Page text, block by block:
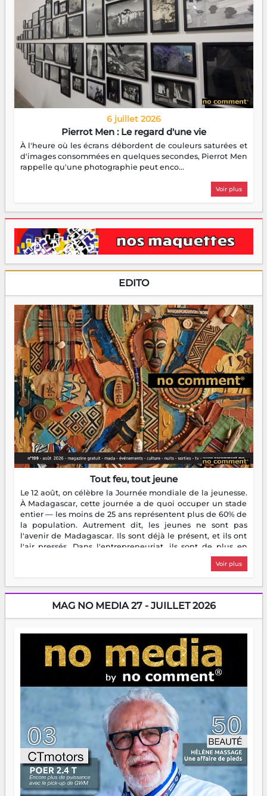
6 juillet 2026
Pierrot Men : Le regard d'une vie
À l'heure où les écrans débordent de couleurs saturées et
d'images consommées en quelques secondes, Pierrot Men
rappelle qu'une photographie peut enco...
Voir plus
EDITO
Tout feu, tout jeune
Le 12 août, on célèbre la Journée mondiale de la jeunesse.
À Madagascar, cette journée a de quoi occuper un stade
entier — les moins de 25 ans représentent plus de 60% de
la population. Autrement dit, les jeunes ne sont pas
l'avenir de Madagascar. Ils sont déjà le présent, et ils ont
l'air pressés. Dans l'entrepreneuriat, ils sont de plus en
plus nombreux à se lancer, à créer, à risquer — souvent
sans filet, souvent sans aide, mais toujours avec cette
dorment vraiment la nuit. En culture, les nouvelles sont
encore meilleures. Aina Rasamoelina vient de décrocher le
Prix RFI Instrumental Afrique. Miangaly Elia rafle le Prix
jeunes qui tiennent la torche. Alors oui, on pourrait
s'arrêter là, applaudir et rentrer chez soi satisfait. Mais ce
serait passer à côté d'une chose essentielle. La fougue, ça
brûle fort — et parfois, ça brûle vite. Une flamme sans
direction peut éclairer autant qu'elle peut consumer. C'est
là que les aînés entrent en scène — pas pour reprendre le
gouvernail, mais pour montrer où sont les récifs. Les jeunes
ont la force, les vieux ont l'expérience, comme on dit. Ce
n'est pas un combat de générations — c'est une question
d'équipage. Partagez vos réussites, mais aussi vos échecs.
Surtout vos échecs, d'ailleurs — ils enseignent mieux que
n'importe quel manuel. À Madagascar, la barque avance.
Il faut juste s'assurer que tout le monde rame dans le
même sens.
Voir plus
MAG NO MEDIA 27 - JUILLET 2026